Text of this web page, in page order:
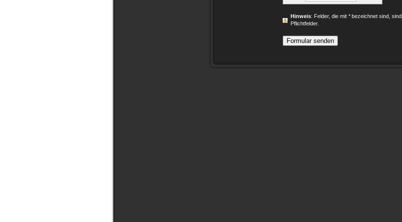
Hinweis : Felder, die mit*bezeichnet sind, sind
Pflichtfelder.